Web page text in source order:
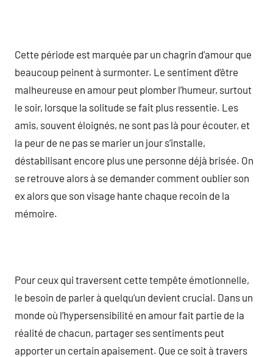
Cette période est marquée par un chagrin d’amour que
beaucoup peinent à surmonter. Le sentiment d’être
malheureuse en amour peut plomber l’humeur, surtout
le soir, lorsque la solitude se fait plus ressentie. Les
amis, souvent éloignés, ne sont pas là pour écouter, et
la peur de ne pas se marier un jour s’installe,
déstabilisant encore plus une personne déjà brisée. On
se retrouve alors à se demander comment oublier son
ex alors que son visage hante chaque recoin de la
mémoire.
Pour ceux qui traversent cette tempête émotionnelle,
le besoin de parler à quelqu’un devient crucial. Dans un
monde où l’hypersensibilité en amour fait partie de la
réalité de chacun, partager ses sentiments peut
apporter un certain apaisement. Que ce soit à travers